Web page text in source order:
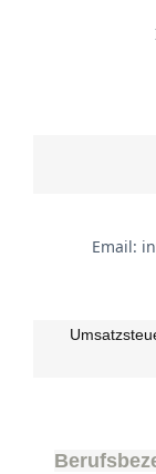
Email: